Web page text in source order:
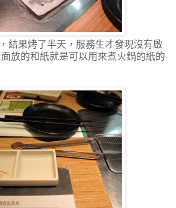
結果烤了半天，服務生才發現沒有啟
放的和紙就是可以用來煮火鍋的紙的